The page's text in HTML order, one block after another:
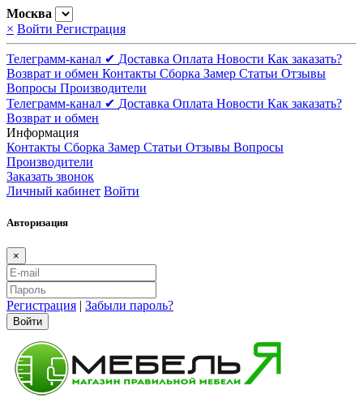
Москва
× Войти Регистрация
Телеграмм-канал ✔ Доставка Оплата Новости Как заказать?
Возврат и обмен Контакты Сборка Замер Статьи Отзывы
Вопросы Производители
Телеграмм-канал ✔ Доставка Оплата Новости Как заказать?
Возврат и обмен
Информация
Контакты Сборка Замер Статьи Отзывы Вопросы
Производители
Заказать звонок
Личный кабинет Войти
Авторизация
×
Регистрация | Забыли пароль?
Войти